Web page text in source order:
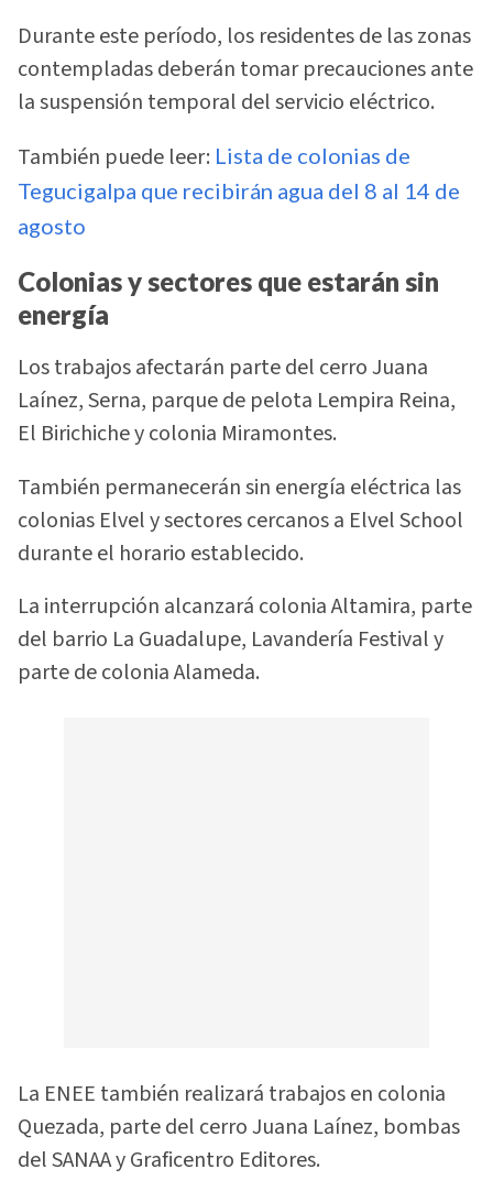
Durante este período, los residentes de las zonas
contempladas deberán tomar precauciones ante
la suspensión temporal del servicio eléctrico.
También puede leer: Lista de colonias de
Tegucigalpa que recibirán agua del 8 al 14 de
agosto
Colonias y sectores que estarán sin
energía
Los trabajos afectarán parte del cerro Juana
Laínez, Serna, parque de pelota Lempira Reina,
El Birichiche y colonia Miramontes.
También permanecerán sin energía eléctrica las
colonias Elvel y sectores cercanos a Elvel School
durante el horario establecido.
La interrupción alcanzará colonia Altamira, parte
del barrio La Guadalupe, Lavandería Festival y
parte de colonia Alameda.
La ENEE también realizará trabajos en colonia
Quezada, parte del cerro Juana Laínez, bombas
del SANAA y Graficentro Editores.